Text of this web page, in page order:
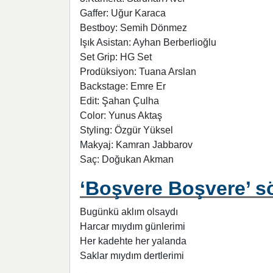
Gaffer: Uğur Karaca
Bestboy: Semih Dönmez
Işık Asistan: Ayhan Berberlioğlu
Set Grip: HG Set
Prodüksiyon: Tuana Arslan
Backstage: Emre Er
Edit: Şahan Çulha
Color: Yunus Aktaş
Styling: Özgür Yüksel
Makyaj: Kamran Jabbarov
Saç: Doğukan Akman
‘Boşvere Boşvere’
Bugünkü aklım olsaydı
Harcar mıydım günlerimi
Her kadehte her yalanda
Saklar mıydım dertlerimi